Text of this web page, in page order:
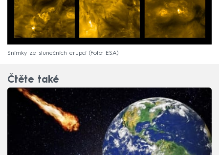
Snímky ze slunečních erupcí (Foto: ESA)
Čtěte také